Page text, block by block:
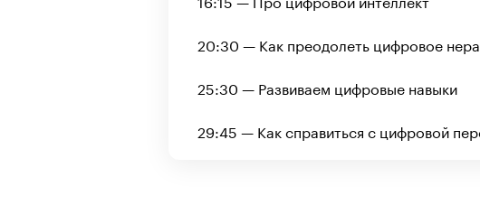
20:30 — Как преодолеть цифровое
25:30 — Развиваем цифровые навыки
29:45 — Как справиться с цифровой